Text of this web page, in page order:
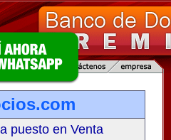
puesto en Venta